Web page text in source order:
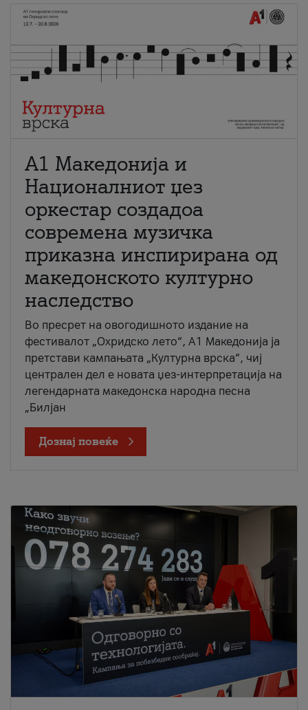
А1 Македонија и
Националниот џез
оркестар создадоа
современа музичка
приказна инспирирана од
македонското културно
наследство
Во пресрет на овогодишното издание на
фестивалот „Охридско лето“, А1 Македонија ја
претстави кампањата „Културна врска“, чиј
централен дел е новата џез-интерпретација на
легендарната македонска народна песна
„Билјан
Дознај повеќе